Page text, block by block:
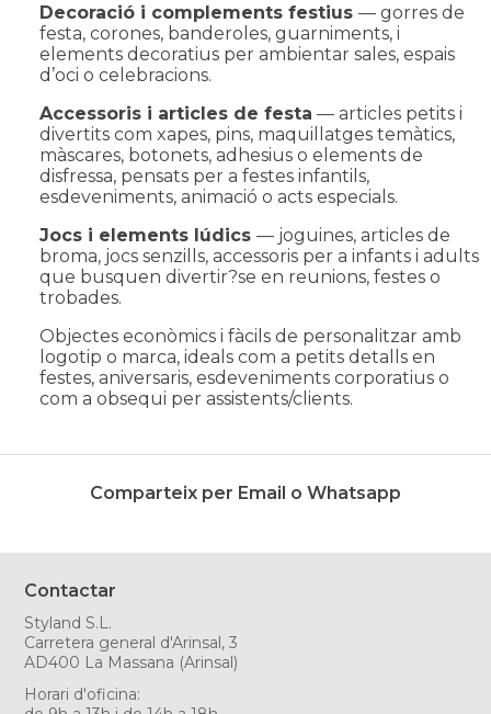
Decoració i complements festius — gorres de
festa, corones, banderoles, guarniments, i
elements decoratius per ambientar sales, espais
d’oci o celebracions.
Accessoris i articles de festa — articles petits i
divertits com xapes, pins, maquillatges temàtics,
màscares, botonets, adhesius o elements de
disfressa, pensats per a festes infantils,
esdeveniments, animació o acts especials.
Jocs i elements lúdics — joguines, articles de
broma, jocs senzills, accessoris per a infants i adults
que busquen divertir?se en reunions, festes o
trobades.
Objectes econòmics i fàcils de personalitzar amb
logotip o marca, ideals com a petits detalls en
festes, aniversaris, esdeveniments corporatius o
com a obsequi per assistents/clients.
Comparteix per Email o Whatsapp
Contactar
Styland S.L.
Carretera general d'Arinsal, 3
AD400 La Massana (Arinsal)
Horari d'oficina: